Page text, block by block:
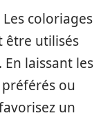
coloriages
être utilisés
laissant les
ou
un